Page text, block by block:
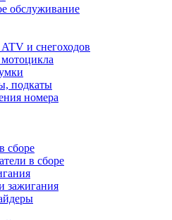
обслуживание
и снегоходов
подкаты
номера
сборе
в сборе
зажигания